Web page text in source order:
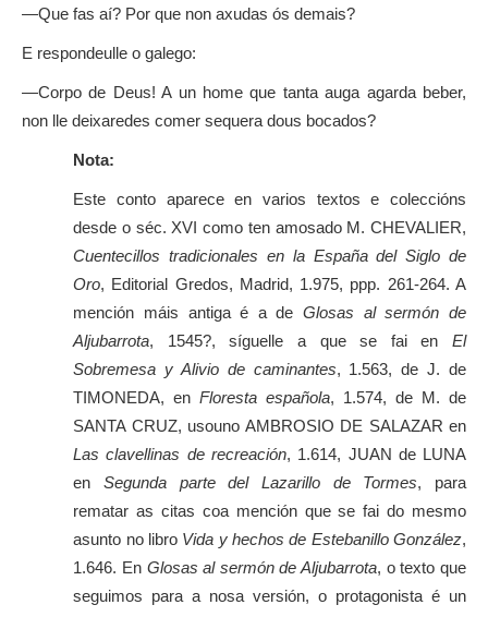
—Que fas aí? Por que non axudas ós demais?
E respondeulle o galego:
—Corpo de Deus! A un home que tanta auga agarda beber,
non lle deixaredes comer sequera dous bocados?
Nota:
Este conto aparece en varios textos e coleccións
desde o séc. XVI como ten amosado M. CHEVALIER,
Cuentecillos tradicionales en la España del Siglo de
Oro, Editorial Gredos, Madrid, 1.975, ppp. 261-264. A
mención máis antiga é a deGlosas al sermón de
Aljubarrota, 1545?, síguelle a que se fai en El
Sobremesa y Alivio de caminantes, 1.563, de J. de
TIMONEDA, enFloresta española, 1.574, de M. de
SANTA CRUZ, usouno AMBROSIO DE SALAZAR en
Las clavellinas de recreación, 1.614, JUAN de LUNA
en Segunda parte del Lazarillo de Tormes, para
rematar as citas coa mención que se fai do mesmo
asunto no libro Vida y hechos de Estebanillo González,
1.646. En Glosas al sermón de Aljubarrota, o texto que
seguimos para a nosa versión, o protagonista é un